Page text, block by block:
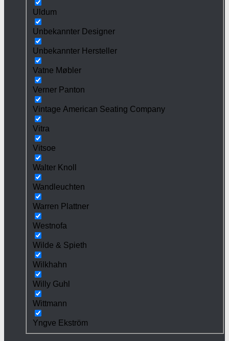
Uldum
Unbekannter Designer
Unbekannter Hersteller
Vatne Møbler
Verner Panton
Vintage American Seating Company
Vitra
Vitsoe
Walter Knoll
Wandleuchten
Warren Plattner
Westnofa
Wilde & Spieth
Wilkhahn
Willy Guhl
Wittmann
Yngve Ekström